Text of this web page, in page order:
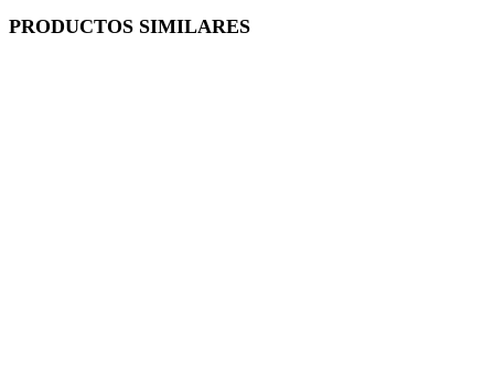
PRODUCTOS SIMILARES